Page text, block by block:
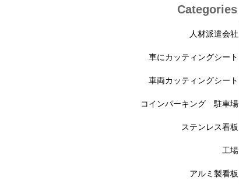
Categories
人材派遣会社
車にカッティングシート
車両カッティングシート
コインパーキング 駐車場
ステンレス看板
工場
アルミ製看板